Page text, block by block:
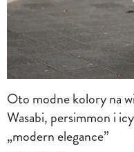
Oto modne kolory na
Wasabi, persimmon i
„modern elegance”